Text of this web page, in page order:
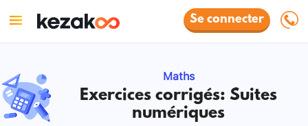
Se connecter
Maths
Exercices corrigés: Suites
numériques